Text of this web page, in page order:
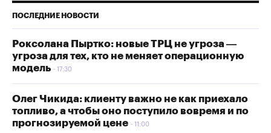
ПОСЛЕДНИЕ НОВОСТИ
Роксолана Пыртко: новые ТРЦ не угроза —
угроза для тех, кто не меняет операционную
модель
17:30
Олег Чикида: клиенту важно не как приехало
топливо, а чтобы оно поступило вовремя и по
прогнозируемой цене
11:00